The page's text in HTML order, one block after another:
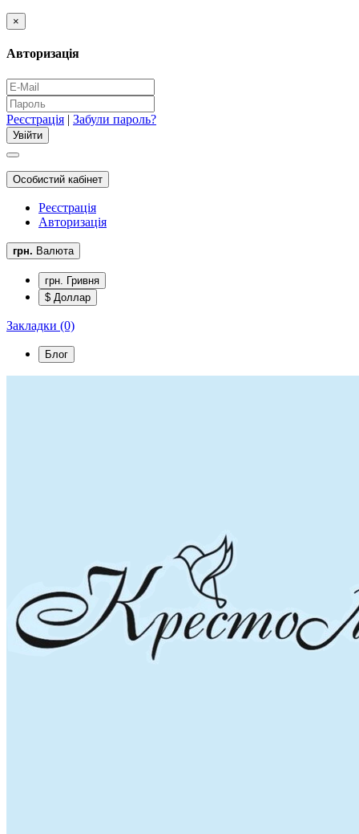
×
Авторизація
Реєстрація | Забули пароль?
Особистий кабінет
Реєстрація
Авторизація
грн. Валюта
грн. Гривня
$ Доллар
Закладки (0)
Блог